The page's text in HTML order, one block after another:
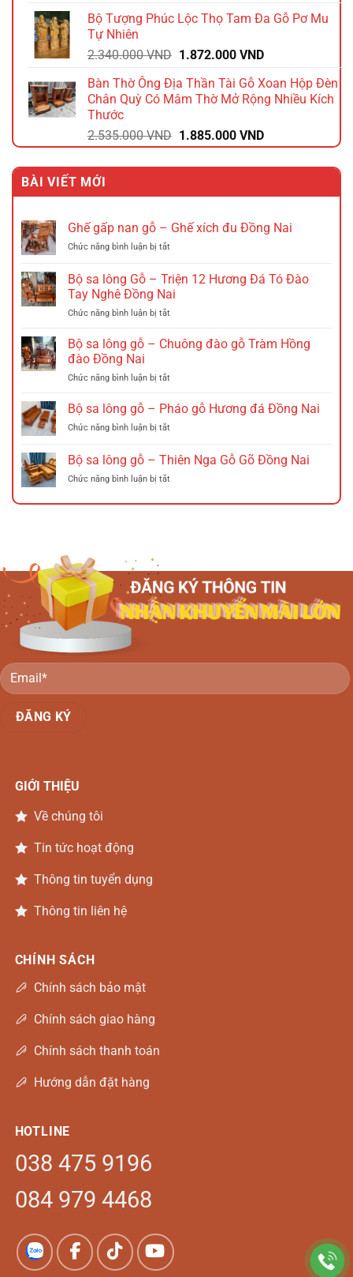
là:
tại
2.112.000 VND.
Bộ Tượng Phúc Lộc Thọ Tam Đa Gỗ Pơ Mu
Tự Nhiên
2.340.000VND Giá
là:
2.340.000 VND.
1.872.000 VNDGiá
tại
là:
Bàn Thờ Ông Địa Thần Tài Gỗ Xoan Hộp Đèn
Chân Quỳ Có Mâm Thờ Mở Rộng Nhiều Kích
Thước
2.535.000VND Giá
gốc
là:
1.885.000 VNDGiá
hiện
tại
1.885.000 VND.
BÀI VIẾT MỚI
Ghế gấp nan gỗ – Ghế xích đu Đồng Nai
Chức năng bình luận bị tắtở
gấp
nan
gỗ
–
xích
Nai
Bộ sa lông Gỗ – Triện 12 Hương Đá Tó Đào
Tay Nghê Đồng Nai
Chức năng bình luận bị tắtở
sa
–
12
Đá
Đào
Bộ sa lông gỗ – Chuông đào gỗ Tràm Hồng
đào Đồng Nai
Chức năng bình luận bị tắtở
sa
gỗ
Chuông
gỗ
Bộ sa lông gỗ – Pháo gỗ Hương đá Đồng Nai
Chức năng bình luận bị tắtở
sa
lông
gỗ
Pháo
Bộ sa lông gỗ – Thiên Nga Gỗ Gõ Đồng Nai
Chức năng bình luận bị tắtở
sa
Nga
Gỗ
Đồng
GIỚI THIỆU
Về chúng tôi
Tin tức hoạt động
Thông tin tuyển dụng
Thông tin liên hệ
CHÍNH SÁCH
Chính sách bảo mật
Chính sách giao hàng
Chính sách thanh toán
Hướng dẫn đặt hàng
HOTLINE
038 475 9196
084 979 4468